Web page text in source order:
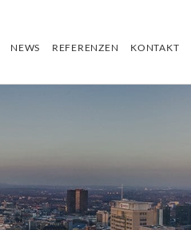
NEWS REFERENZEN KONTAKT